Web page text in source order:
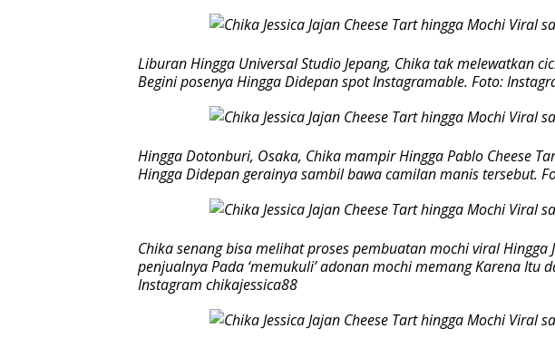
Liburan Hingga Universal Studio Jepang, Chika tak melewatkan
Begini posenya Hingga Didepan spot Instagramable. Foto:
Hingga Dotonburi, Osaka, Chika mampir Hingga Pablo Cheese
Hingga Didepan gerainya sambil bawa camilan manis tersebut.
Chika senang bisa melihat proses pembuatan mochi viral Hingga
penjualnya Pada ‘memukuli’ adonan mochi memang Karena Itu
Instagram chikajessica88